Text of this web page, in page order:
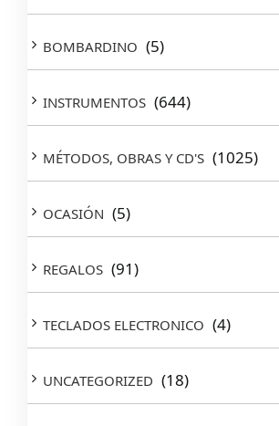
BOMBARDINO (5)
INSTRUMENTOS (644)
MÉTODOS, OBRAS Y CD'S (1025)
OCASIÓN (5)
REGALOS (91)
TECLADOS ELECTRONICO (4)
UNCATEGORIZED (18)